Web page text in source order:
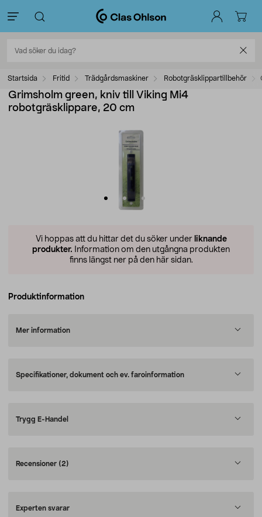
Startsida Fritid Trädgårdsmaskiner Robotgräsklippartillbehör
Grimsholm green, kniv till Viking Mi4
robotgräsklippare, 20 cm
Vi hoppas att du hittar det du söker under liknande
produkter. Information om den utgångna produkten
finns längst ner på den här sidan.
Produktinformation
Mer information
Specifikationer, dokument och ev. faroinformation
Trygg E-Handel
Recensioner (2)
Experten svarar